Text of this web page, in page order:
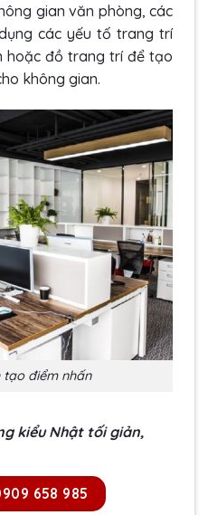
gian văn phòng, các
các yếu tố trang trí
hoặc đồ trang trí để tạo
không gian.
điểm nhấn
kiểu Nhật tối giản,
658 985